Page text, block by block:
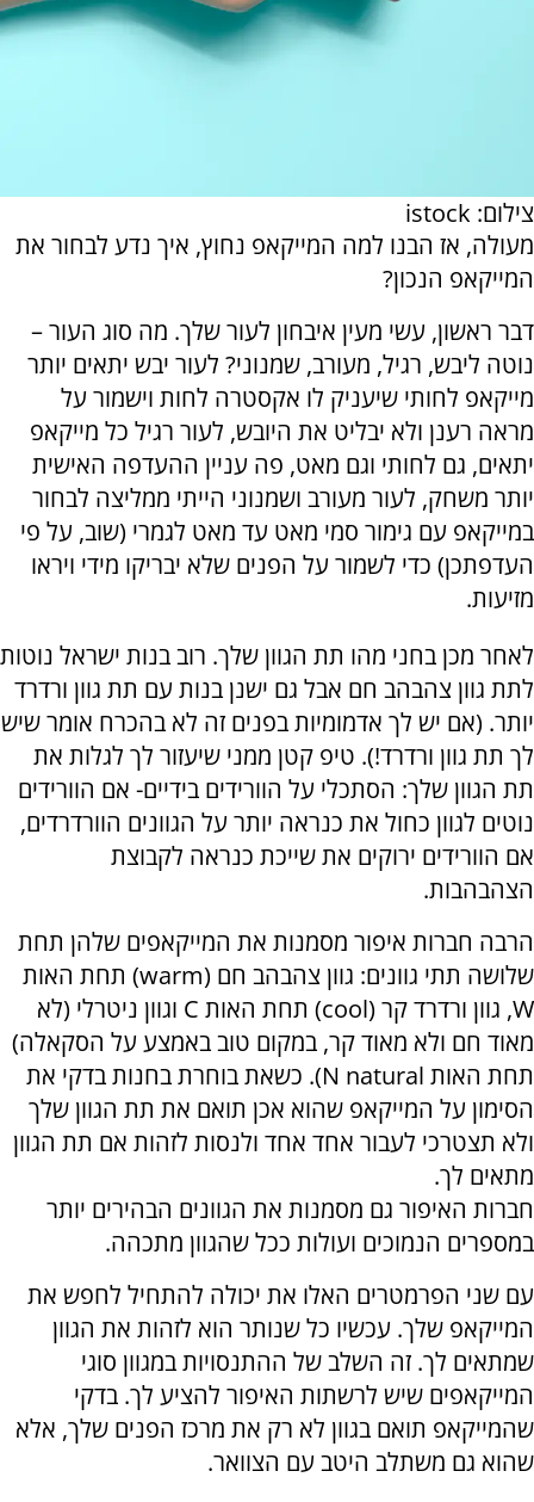
צילום: istock
מעולה, אז הבנו למה המייקאפ נחוץ, איך נדע לבחור את
המייקאפ הנכון?
דבר ראשון, עשי מעין איבחון לעור שלך. מה סוג העור –
נוטה ליבש, רגיל, מעורב, שמנוני? לעור יבש יתאים יותר
מייקאפ לחותי שיעניק לו אקסטרה לחות וישמור על
מראה רענן ולא יבליט את היובש, לעור רגיל כל מייקאפ
יתאים, גם לחותי וגם מאט, פה עניין ההעדפה האישית
יותר משחק, לעור מעורב ושמנוני הייתי ממליצה לבחור
במייקאפ עם גימור סמי מאט עד מאט לגמרי (שוב, על פי
העדפתכן) כדי לשמור על הפנים שלא יבריקו מידי ויראו
מזיעות.
לאחר מכן בחני מהו תת הגוון שלך. רוב בנות ישראל נוטות
לתת גוון צהבהב חם אבל גם ישנן בנות עם תת גוון ורדרד
יותר. (אם יש לך אדמומיות בפנים זה לא בהכרח אומר שיש
לך תת גוון ורדרד!). טיפ קטן ממני שיעזור לך לגלות את
תת הגוון שלך: הסתכלי על הוורידים בידיים- אם הוורידים
נוטים לגוון כחול את כנראה יותר על הגוונים הוורדרדים,
אם הוורידים ירוקים את שייכת כנראה לקבוצת
הצהבהבות.
הרבה חברות איפור מסמנות את המייקאפים שלהן תחת
שלושה תתי גוונים: גוון צהבהב חם (warm) תחת האות
W, גוון ורדרד קר (cool) תחת האות C וגוון ניטרלי (לא
מאוד חם ולא מאוד קר, במקום טוב באמצע על הסקאלה)
תחת האות N natural). כשאת בוחרת בחנות בדקי את
הסימון על המייקאפ שהוא אכן תואם את תת הגוון שלך
ולא תצטרכי לעבור אחד אחד ולנסות לזהות אם תת הגוון
מתאים לך.
חברות האיפור גם מסמנות את הגוונים הבהירים יותר
במספרים הנמוכים ועולות ככל שהגוון מתכהה.
עם שני הפרמטרים האלו את יכולה להתחיל לחפש את
המייקאפ שלך. עכשיו כל שנותר הוא לזהות את הגוון
שמתאים לך. זה השלב של ההתנסויות במגוון סוגי
המייקאפים שיש לרשתות האיפור להציע לך. בדקי
שהמייקאפ תואם בגוון לא רק את מרכז הפנים שלך, אלא
שהוא גם משתלב היטב עם הצוואר.